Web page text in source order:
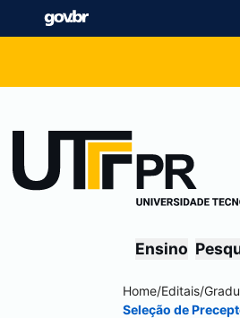
Ensino
Home/Editais/
Seleção de